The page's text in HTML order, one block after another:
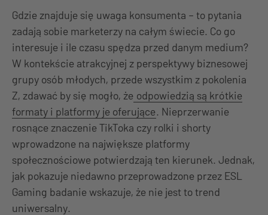
Gdzie znajduje się uwaga konsumenta – to pytania
zadają sobie marketerzy na całym świecie. Co go
interesuje i ile czasu spędza przed danym medium?
W kontekście atrakcyjnej z perspektywy biznesowej
grupy osób młodych, przede wszystkim z pokolenia
Z, zdawać by się mogło, że odpowiedzią są krótkie
formaty i platformy je oferujące. Nieprzerwanie
rosnące znaczenie TikToka czy rolki i shorty
wprowadzone na największe platformy
społecznościowe potwierdzają ten kierunek. Jednak,
jak pokazuje niedawno przeprowadzone przez ESL
Gaming badanie wskazuje, że nie jest to trend
uniwersalny.